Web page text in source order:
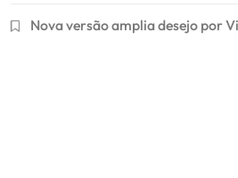
Nova versão amplia desejo por